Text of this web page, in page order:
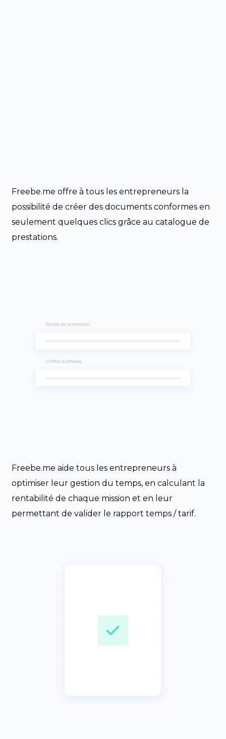
Freebe.me offre à tous les entrepreneurs la
possibilité de créer des documents conformes en
seulement quelques clics grâce au catalogue de
prestations.
Freebe.me aide tous les entrepreneurs à
optimiser leur gestion du temps, en calculant la
rentabilité de chaque mission et en leur
permettant de valider le rapport temps / tarif.